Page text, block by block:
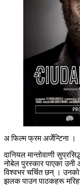
अ फिल्म फ्रम अर्जेन्टिना ।
दानियल मान्तोवाणी
नोबेल पुरस्कार पाएका
विश्वभर चर्चित छन् ।
झलक पाउन पाठकहरू